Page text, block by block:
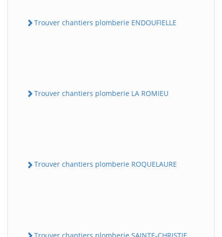
Trouver chantiers plomberie ENDOUFIELLE
Trouver chantiers plomberie LA ROMIEU
Trouver chantiers plomberie ROQUELAURE
Trouver chantiers plomberie SAINTE-CHRISTIE